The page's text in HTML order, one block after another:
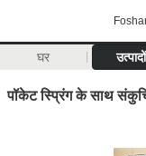
घर उत्पादों
पॉकेट स्प्रिंग के साथ